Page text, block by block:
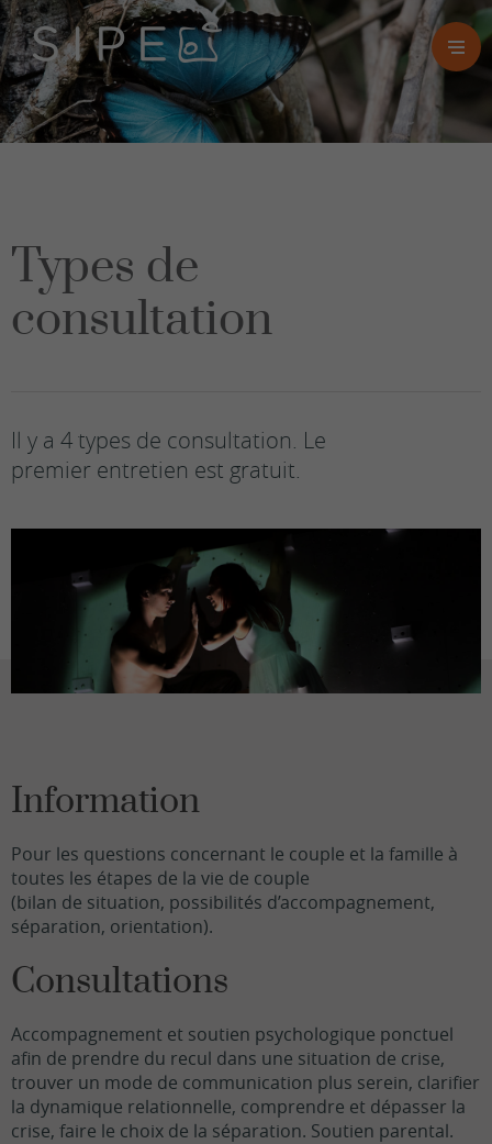
Types de
consultation
Il y a 4 types de consultation. Le
premier entretien est gratuit.
Information
Pour les questions concernant le couple et la famille à
toutes les étapes de la vie de couple
(bilan de situation, possibilités d’accompagnement,
séparation, orientation).
Consultations
Accompagnement et soutien psychologique ponctuel
afin de prendre du recul dans une situation de crise,
trouver un mode de communication plus serein, clarifier
la dynamique relationnelle, comprendre et dépasser la
crise, faire le choix de la séparation. Soutien parental.